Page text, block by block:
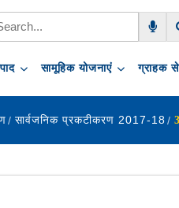
सामूहिक योजनाएं ग्राहक
सार्वजनिक प्रकटीकरण 2017-18